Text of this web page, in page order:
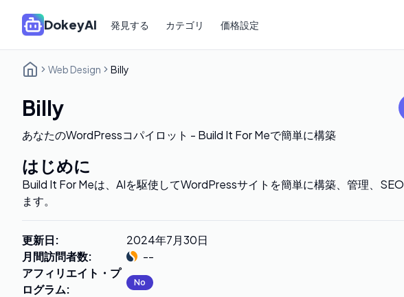
DokeyAI 発見する カテゴリ 価格設定
Web Design Billy
Billy
あなたのWordPressコパイロット - Build It For Meで簡単に構築
はじめに
Build It For Meは、AIを駆使してWordPressサイトを簡単に構築、管理、
ます。
更新日:
2024年7月30日
月間訪問者数:
--
アフィリエイト・プ
ログラム: No